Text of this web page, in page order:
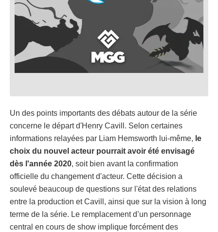
Un des points importants des débats autour de la série
concerne le départ d'Henry Cavill. Selon certaines
informations relayées par Liam Hemsworth lui-même, le
choix du nouvel acteur pourrait avoir été envisagé
dès l'année 2020, soit bien avant la confirmation
officielle du changement d'acteur. Cette décision a
soulevé beaucoup de questions sur l'état des relations
entre la production et Cavill, ainsi que sur la vision à long
terme de la série. Le remplacement d’un personnage
central en cours de show implique forcément des